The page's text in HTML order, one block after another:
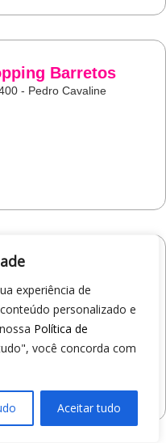
experiência de
personalizado e
Política de
você concorda com
Aceitar tudo
Barretos
- Pedro Cavaline
Carlos
Pinto, 464 - Alvinópolis